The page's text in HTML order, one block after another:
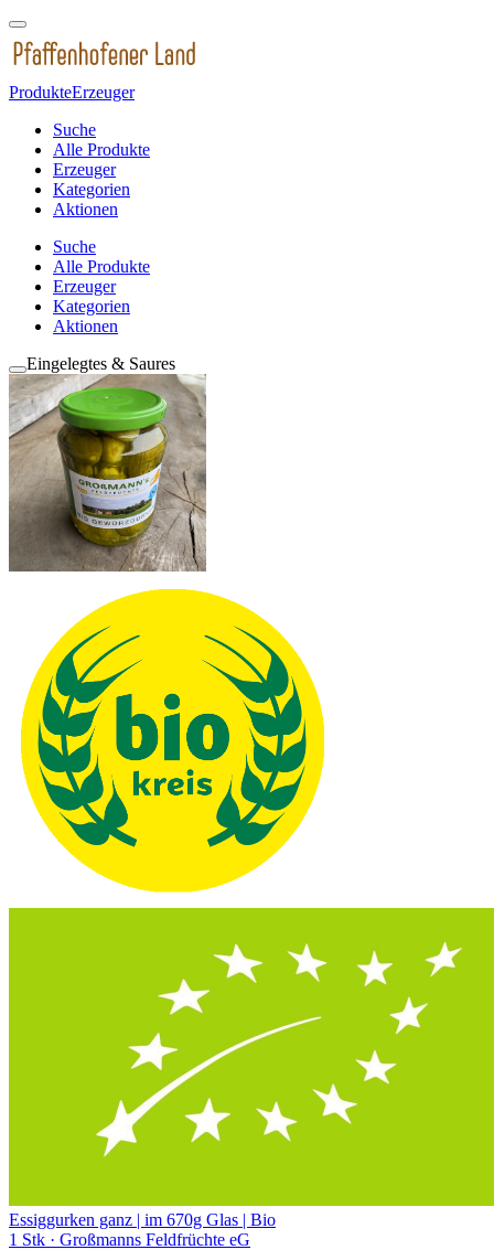
ProdukteErzeuger
Suche
Alle Produkte
Erzeuger
Kategorien
Aktionen
Suche
Alle Produkte
Erzeuger
Kategorien
Aktionen
Eingelegtes & Saures
Essiggurken ganz | im 670g Glas | Bio
1 Stk · Großmanns Feldfrüchte eG